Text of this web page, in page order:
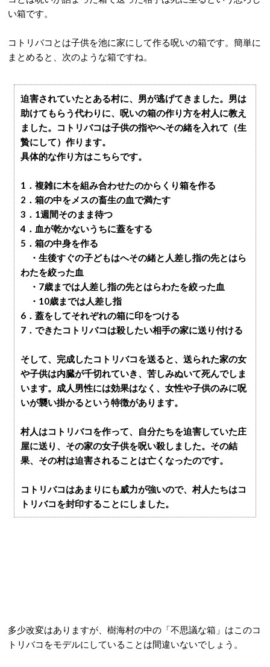
い箱です。
コトリバコとは子供を池に家にして作る呪いの箱です。簡単に
まとめると、次のような箱ですね。
迫害されていたとある村に、男が逃げてきました。男は
助けてもらう代わりに、呪いの箱の作り方を村人に教え
ました。コトリバコは子供の指やへその緒を入れて（生
贄にして）作ります。
具体的な作り方はこちらです。
1．複雑に木を組み合わせたのからくり箱を作る
2．箱の中をメスの畜生の血で満たす
3．1週間そのまま待つ
4．血が乾かないうちに蓋をする
5．箱の中身を作る
・生後すぐの子どもはへその緒と人差し指の先とはら
わたを絞った血
・7歳までは人差し指の先とはらわたを絞った血
・10歳までは人差し指
6．蓋をしてそれぞれの箱に印をつける
7．できたコトリバコは殺したい相手の家に送り付ける
そして、完成したコトリバコを送ると、送られた家の女
や子供は内臓が千切れていき、苦しみぬいて死んでしま
います。成人男性には効果はなく、女性や子供のみに呪
いが襲い掛かるという特徴があります。
村人はコトリバコを作って、自分たちを迫害していた庄
屋に送り、その家の女子供を呪い殺しました。その結
果、その村は迫害されることは亡くなったのです。
コトリバコはあまりにも威力が強いので、村人たちはコ
トリバコを封印することにしました。
多少改変はありますが、樹海村の中の「不思議な箱」はこのコ
トリバコをモデルにしていることは間違いないでしょう。